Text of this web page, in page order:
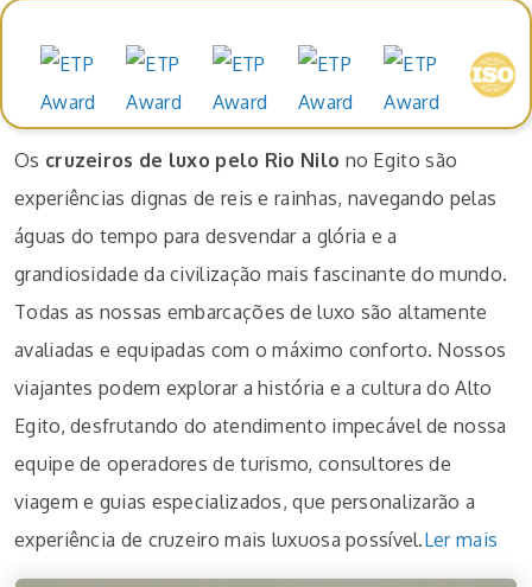
Os cruzeiros de luxo pelo Rio Nilo no Egito são
experiências dignas de reis e rainhas, navegando pelas
águas do tempo para desvendar a glória e a
grandiosidade da civilização mais fascinante do mundo.
Todas as nossas embarcações de luxo são altamente
avaliadas e equipadas com o máximo conforto. Nossos
viajantes podem explorar a história e a cultura do Alto
Egito, desfrutando do atendimento impecável de nossa
equipe de operadores de turismo, consultores de
viagem e guias especializados, que personalizarão a
experiência de cruzeiro mais luxuosa possível.Ler mais